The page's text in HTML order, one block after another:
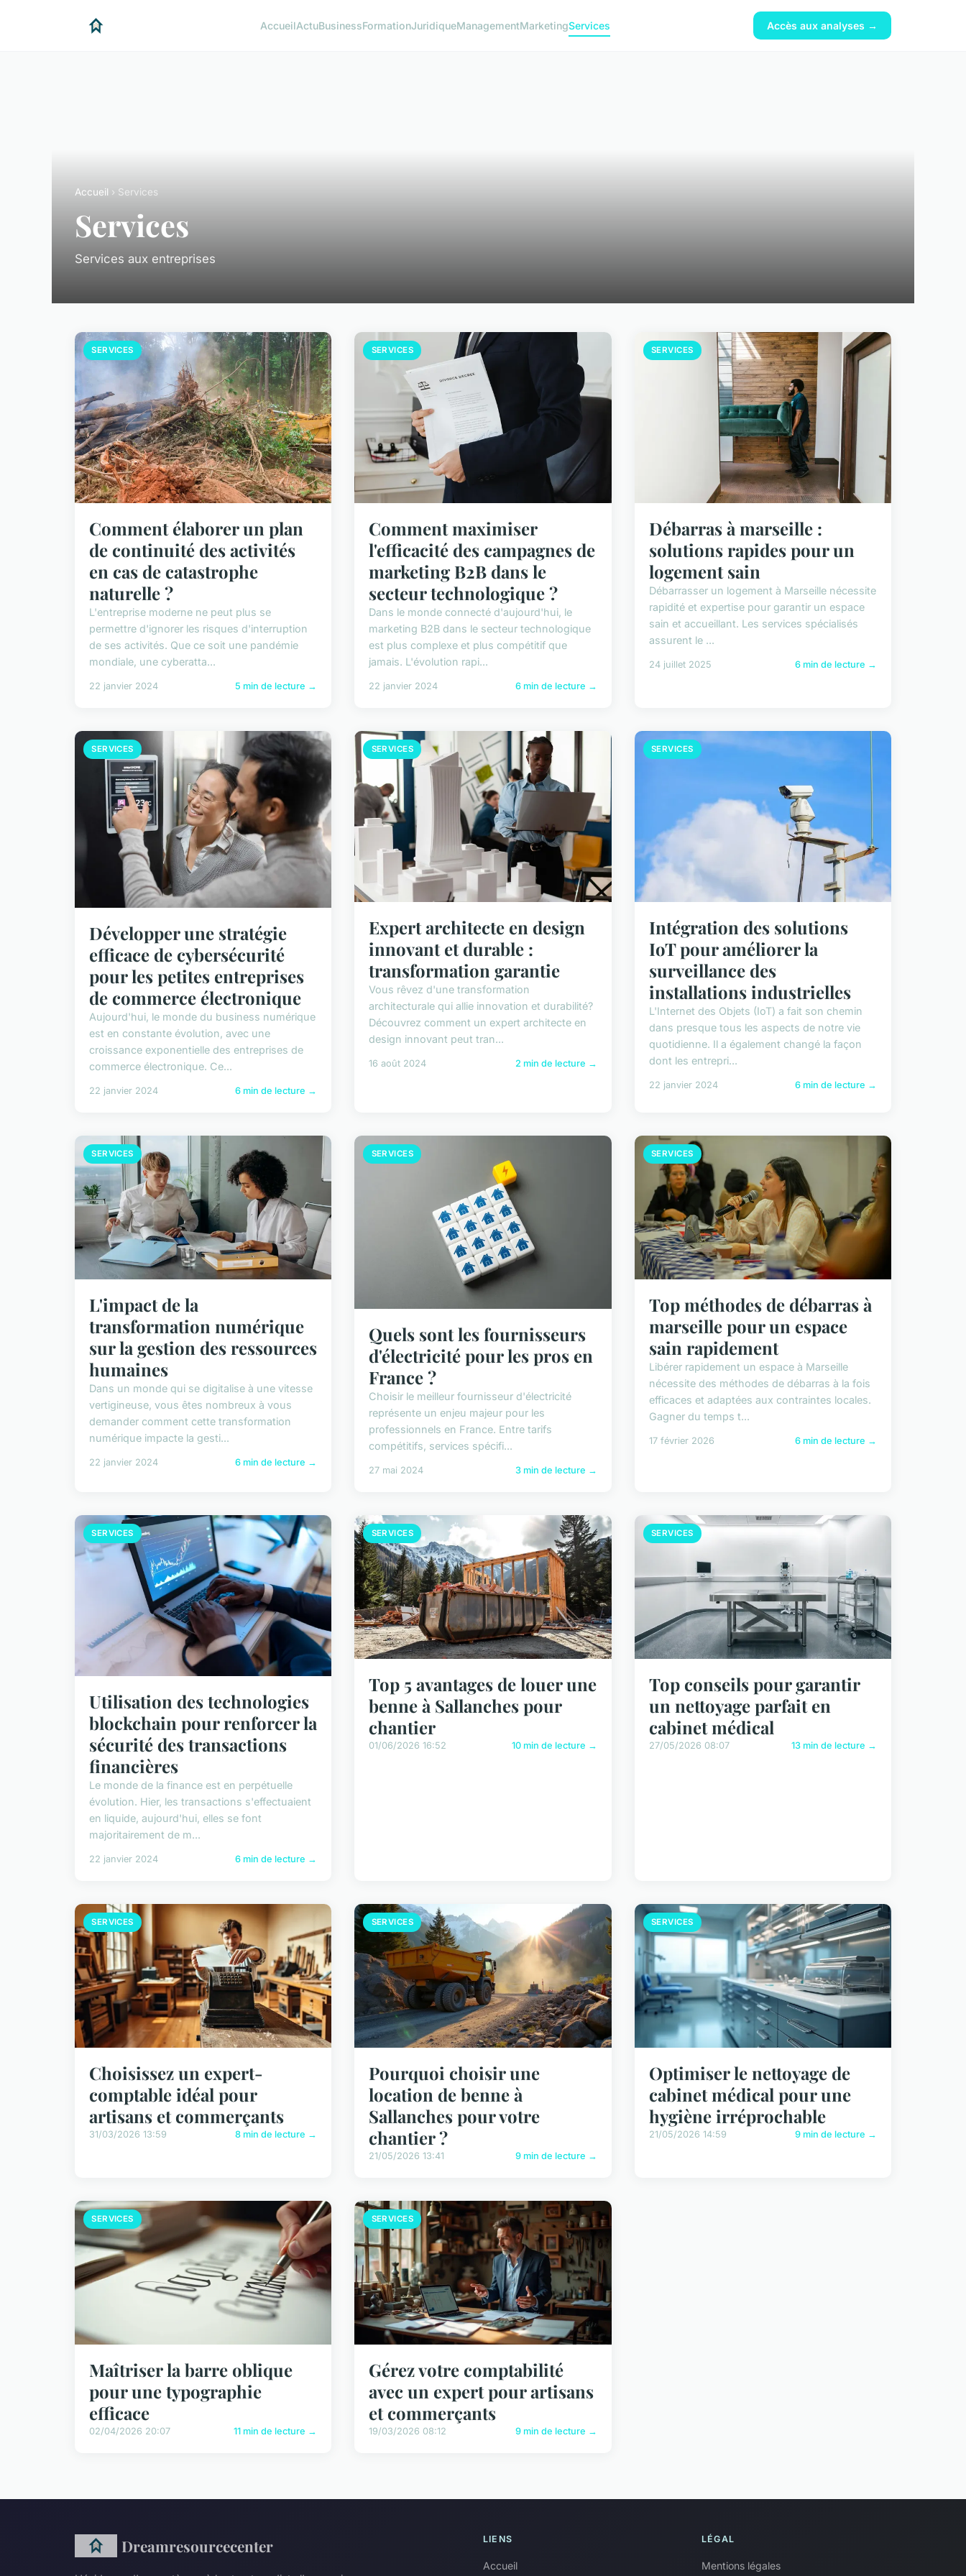
AccueilActuBusinessFormationJuridiqueManagementMarketingServices Accès aux analyses →
Accueil › Services
Services
Services aux entreprises
SERVICES
Comment élaborer un plan
de continuité des activités
en cas de catastrophe
naturelle ?
L'entreprise moderne ne peut plus se
permettre d'ignorer les risques d'interruption
de ses activités. Que ce soit une pandémie
mondiale, une cyberatta...
22 janvier 2024 5 min de lecture →
SERVICES
Comment maximiser
l'efficacité des campagnes de
marketing B2B dans le
secteur technologique ?
Dans le monde connecté d'aujourd'hui, le
marketing B2B dans le secteur technologique
est plus complexe et plus compétitif que
jamais. L'évolution rapi...
22 janvier 2024 6 min de lecture →
SERVICES
Débarras à marseille :
solutions rapides pour un
logement sain
Débarrasser un logement à Marseille nécessite
rapidité et expertise pour garantir un espace
sain et accueillant. Les services spécialisés
assurent le ...
24 juillet 2025 6 min de lecture →
SERVICES
Développer une stratégie
efficace de cybersécurité
pour les petites entreprises
de commerce électronique
Aujourd'hui, le monde du business numérique
est en constante évolution, avec une
croissance exponentielle des entreprises de
commerce électronique. Ce...
22 janvier 2024 6 min de lecture →
SERVICES
Expert architecte en design
innovant et durable :
transformation garantie
Vous rêvez d'une transformation
architecturale qui allie innovation et durabilité?
Découvrez comment un expert architecte en
design innovant peut tran...
16 août 2024 2 min de lecture →
SERVICES
Intégration des solutions
IoT pour améliorer la
surveillance des
installations industrielles
L'Internet des Objets (IoT) a fait son chemin
dans presque tous les aspects de notre vie
quotidienne. Il a également changé la façon
dont les entrepri...
22 janvier 2024 6 min de lecture →
SERVICES
L'impact de la
transformation numérique
sur la gestion des ressources
humaines
Dans un monde qui se digitalise à une vitesse
vertigineuse, vous êtes nombreux à vous
demander comment cette transformation
numérique impacte la gesti...
22 janvier 2024 6 min de lecture →
SERVICES
Quels sont les fournisseurs
d'électricité pour les pros en
France ?
Choisir le meilleur fournisseur d'électricité
représente un enjeu majeur pour les
professionnels en France. Entre tarifs
compétitifs, services spécifi...
27 mai 2024 3 min de lecture →
SERVICES
Top méthodes de débarras à
marseille pour un espace
sain rapidement
Libérer rapidement un espace à Marseille
nécessite des méthodes de débarras à la fois
efficaces et adaptées aux contraintes locales.
Gagner du temps t...
17 février 2026 6 min de lecture →
SERVICES
Utilisation des technologies
blockchain pour renforcer la
sécurité des transactions
financières
Le monde de la finance est en perpétuelle
évolution. Hier, les transactions s'effectuaient
en liquide, aujourd'hui, elles se font
majoritairement de m...
22 janvier 2024 6 min de lecture →
SERVICES
Top 5 avantages de louer une
benne à Sallanches pour
chantier
01/06/2026 16:52 10 min de lecture →
SERVICES
Top conseils pour garantir
un nettoyage parfait en
cabinet médical
27/05/2026 08:07 13 min de lecture →
SERVICES
Choisissez un expert-
comptable idéal pour
artisans et commerçants
31/03/2026 13:59 8 min de lecture →
SERVICES
Pourquoi choisir une
location de benne à
Sallanches pour votre
chantier ?
21/05/2026 13:41 9 min de lecture →
SERVICES
Optimiser le nettoyage de
cabinet médical pour une
hygiène irréprochable
21/05/2026 14:59 9 min de lecture →
SERVICES
Maîtriser la barre oblique
pour une typographie
efficace
02/04/2026 20:07 11 min de lecture →
SERVICES
Gérez votre comptabilité
avec un expert pour artisans
et commerçants
19/03/2026 08:12 9 min de lecture →
Dreamresourcecenter LIENS
Accueil
LÉGAL
Mentions légales